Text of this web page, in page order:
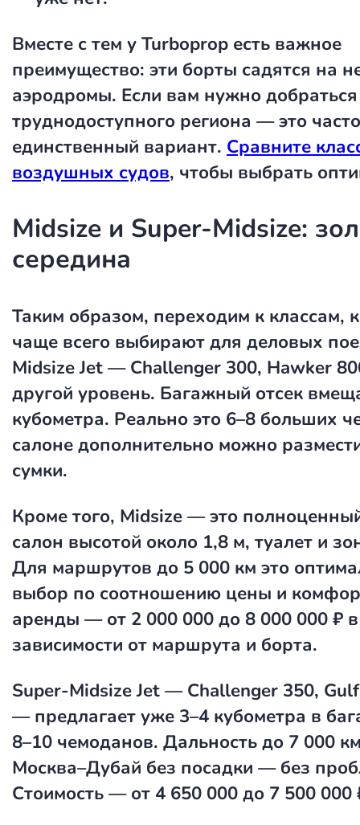
Вместе с тем у Turboprop есть важное
преимущество: эти борты садятся на
аэродромы. Если вам нужно
труднодоступного региона — это часто
единственный вариант. Сравните
воздушных судов, чтобы выбрать
Midsize и Super-Midsize:
середина
Таким образом, переходим к классам,
чаще всего выбирают для деловых
Midsize Jet — Challenger 300, Hawker
другой уровень. Багажный отсек
кубометра. Реально это 6–8 больших
салоне дополнительно можно
сумки.
Кроме того, Midsize — это
салон высотой около 1,8 м, туалет и
Для маршрутов до 5 000 км это
выбор по соотношению цены и
аренды — от 2 000 000 до 8 000 000 ₽ в
зависимости от маршрута и борта.
Super-Midsize Jet — Challenger 350,
— предлагает уже 3–4 кубометра в
8–10 чемоданов. Дальность до 7 000
Москва–Дубай без посадки — без
Стоимость — от 4 650 000 до 7 500 000